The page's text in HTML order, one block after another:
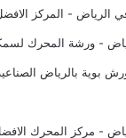
الرياض - المركز
- ورشة المحرك
بوية بالرياض
- مركز المحرك